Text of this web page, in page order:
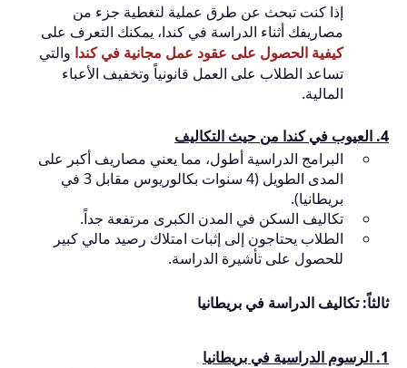
إذا كنت تبحث عن طرق عملية لتغطية جزء من
مصاريفك أثناء الدراسة في كندا، يمكنك التعرف على
كيفية الحصول على عقود عمل مجانية في كندا والتي
تساعد الطلاب على العمل قانونياً وتخفيف الأعباء
المالية.
4. العيوب في كندا من حيث التكاليف
البرامج الدراسية أطول، مما يعني مصاريف أكبر على
المدى الطويل (4 سنوات بكالوريوس مقابل 3 في
بريطانيا).
تكاليف السكن في المدن الكبرى مرتفعة جداً.
الطلاب يحتاجون إلى إثبات امتلاك رصيد مالي كبير
للحصول على تأشيرة الدراسة.
ثالثاً: تكاليف الدراسة في بريطانيا
1. الرسوم الدراسية في بريطانيا